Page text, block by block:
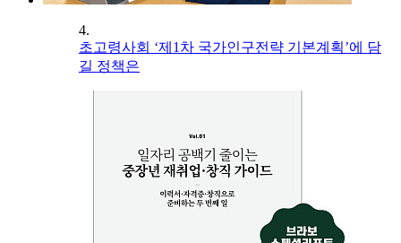
4.
초고령사회 ‘제1차 국가인구전략 기본계획’에 담
길 정책은